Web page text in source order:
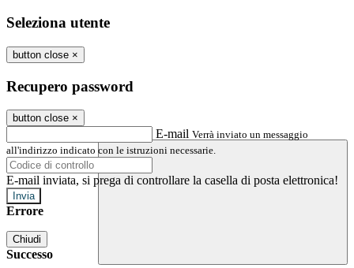
Seleziona utente
button close ×
Recupero password
button close ×
E-mail Verrà inviato un messaggio
all'indirizzo indicato con le istruzioni necessarie.
E-mail inviata, si prega di controllare la casella di posta elettronica!
Errore
Chiudi
Successo